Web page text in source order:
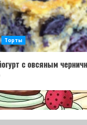
Торты
с овсяным